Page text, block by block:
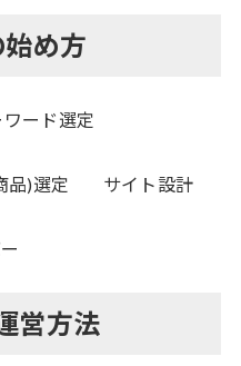
め方
ワード選定
品)選定 サイト設計
営方法